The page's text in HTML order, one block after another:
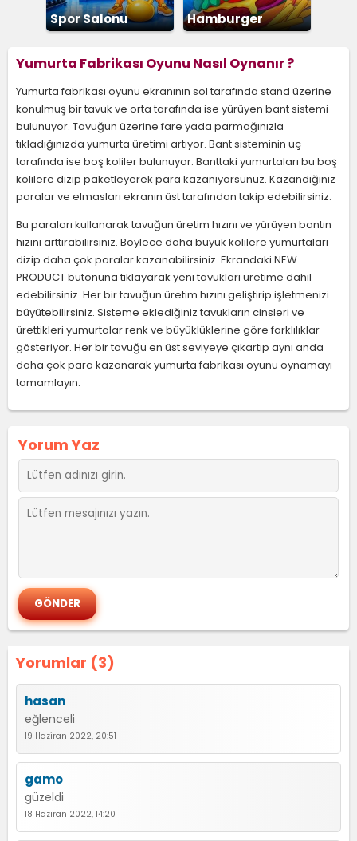
Spor Salonu
Hamburger
Yumurta Fabrikası Oyunu Nasıl Oynanır ?
Yumurta fabrikası oyunu ekranının sol tarafında stand üzerine
konulmuş bir tavuk ve orta tarafında ise yürüyen bant sistemi
bulunuyor. Tavuğun üzerine fare yada parmağınızla
tıkladığınızda yumurta üretimi artıyor. Bant sisteminin uç
tarafında ise boş koliler bulunuyor. Banttaki yumurtaları bu boş
kolilere dizip paketleyerek para kazanıyorsunuz. Kazandığınız
paralar ve elmasları ekranın üst tarafından takip edebilirsiniz.
Bu paraları kullanarak tavuğun üretim hızını ve yürüyen bantın
hızını arttırabilirsiniz. Böylece daha büyük kolilere yumurtaları
dizip daha çok paralar kazanabilirsiniz. Ekrandaki NEW
PRODUCT butonuna tıklayarak yeni tavukları üretime dahil
edebilirsiniz. Her bir tavuğun üretim hızını geliştirip işletmenizi
büyütebilirsiniz. Sisteme eklediğiniz tavukların cinsleri ve
ürettikleri yumurtalar renk ve büyüklüklerine göre farklılıklar
gösteriyor. Her bir tavuğu en üst seviyeye çıkartıp aynı anda
daha çok para kazanarak yumurta fabrikası oyunu oynamayı
tamamlayın.
Yorumlar (3)
hasan
eğlenceli
19 Haziran 2022, 20:51
gamo
güzeldi
18 Haziran 2022, 14:20
Yorum Yaz